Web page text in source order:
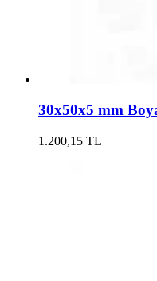
30x50x5 mm
1.200,15 TL